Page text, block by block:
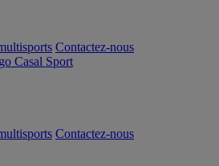
Contactez-nous
Contactez-nous